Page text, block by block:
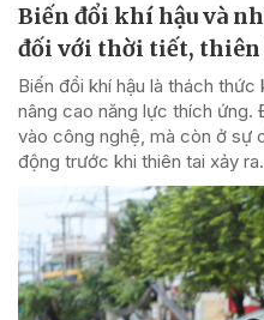
Biến đổi khí hậu và
đối với thời tiết, thiên
Biến đổi khí hậu là thách
nâng cao năng lực thích ứng.
vào công nghệ, mà còn ở sự
động trước khi thiên tai xảy ra.